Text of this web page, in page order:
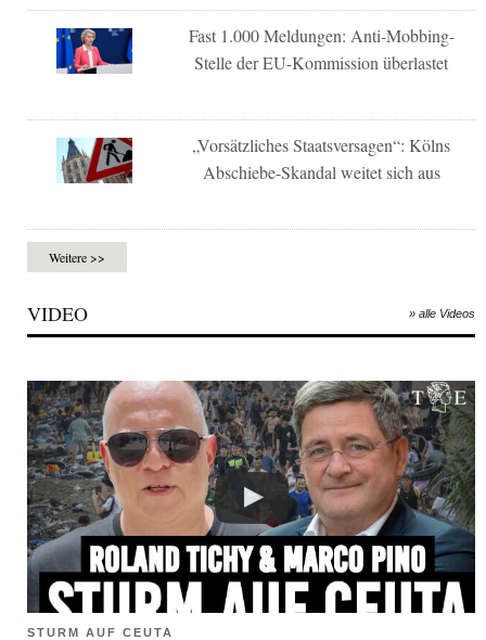
Fast 1.000 Meldungen: Anti-Mobbing-
Stelle der EU-Kommission überlastet
„Vorsätzliches Staatsversagen“: Kölns
Abschiebe-Skandal weitet sich aus
Weitere >>
VIDEO » alle Videos
STURM AUF CEUTA